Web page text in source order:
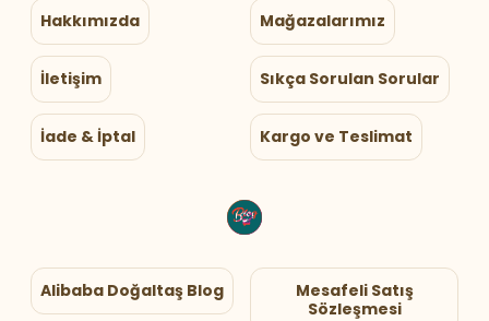
Hakkımızda Mağazalarımız
İletişim Sıkça Sorulan Sorular
İade & İptal Kargo ve Teslimat
Alibaba Doğaltaş Blog
Mesafeli Satış
Sözleşmesi